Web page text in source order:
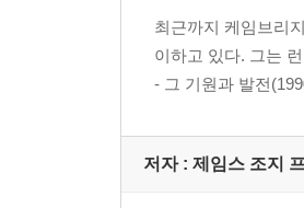
21장 신을 먹는 풍습
22장 육식
23장 신성한 동물의 살해
1장 재앙 옮기기
최근까지 케임브리
이하고 있다. 그는
- 그 기원과 발전
저자 : 제임스 조지